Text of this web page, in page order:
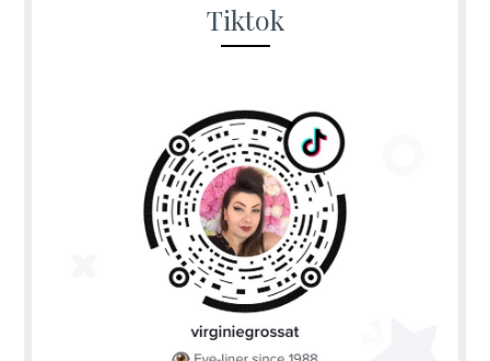
Tiktok